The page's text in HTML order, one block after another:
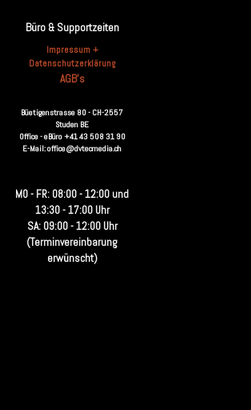
Büro & Supportzeiten
Impressum +
Datenschutzerklärung
AGB's
Büetigenstrasse 80 - CH-2557
Studen BE
Office - eBüro +41 43 508 31 90
E-Mail: office@dvtecmedia.ch
MO - FR: 08:00 - 12:00 und
13:30 - 17:00 Uhr
SA: 09:00 - 12:00 Uhr
(Terminvereinbarung
erwünscht)